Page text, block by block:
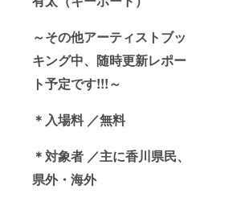
～その他アーティストブッ
キング中、随時更新レポー
ト予定です!!!～
＊⼊場料 ／無料
＊対象者 ／主に香川県⺠、
県外・海外